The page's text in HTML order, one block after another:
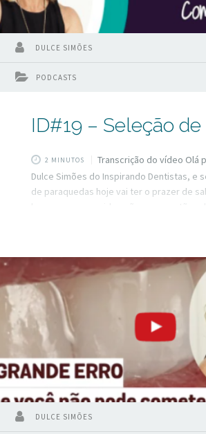
PODCASTS
DULCE SIMÕES
ID#19 – Seleção
2 MINUTOS
Transcrição do vídeo Olá
Dulce Simões do Inspirando Dentistas, e
de paraquedas hoje vai ter o prazer de
levamos em consideração as sugestões
video. Existem muitas maneiras de fazer
você não tem nenhum protocolo
DULCE SIMÕES